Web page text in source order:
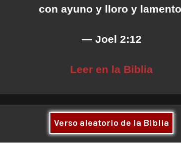
con ayuno y lloro y
— Joel 2:12
Leer en la Biblia
Verso aleatorio de la Biblia